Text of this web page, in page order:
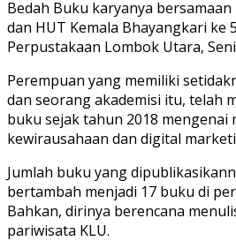
Bedah Buku karyanya
dan HUT Kemala Bhayangkari ke
Perpustakaan Lombok Utara,
Perempuan yang memiliki
dan seorang akademisi itu, telah
buku sejak tahun 2018 mengenai
kewirausahaan dan digital
Jumlah buku yang
bertambah menjadi 17 buku di
Bahkan, dirinya berencana
pariwisata KLU.